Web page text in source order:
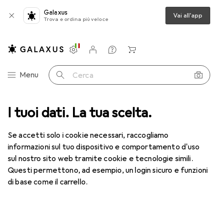
I tuoi dati. La tua scelta.
Se accetti solo i cookie necessari, raccogliamo
informazioni sul tuo dispositivo e comportamento d'uso
sul nostro sito web tramite cookie e tecnologie simili.
Questi permettono, ad esempio, un login sicuro e funzioni
di base come il carrello.
Galaxus
Trova e ordina più veloce Vai all'app
Categoria Navigazione
Menu Cerca
Impostazioni
Conto cliente
Liste di confronto
Liste dei desideri
Carrello
Modellazione Creativ Company argilla espansa
EUR
5,89 da 2 Pezzi EUR
168,29/1kg
Creativ Company argilla espansa